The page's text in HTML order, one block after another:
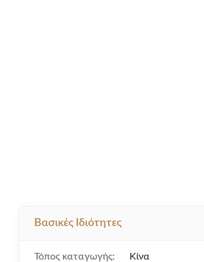
Βασικές Ιδιότητες
Τόπος καταγωγής: Κίνα